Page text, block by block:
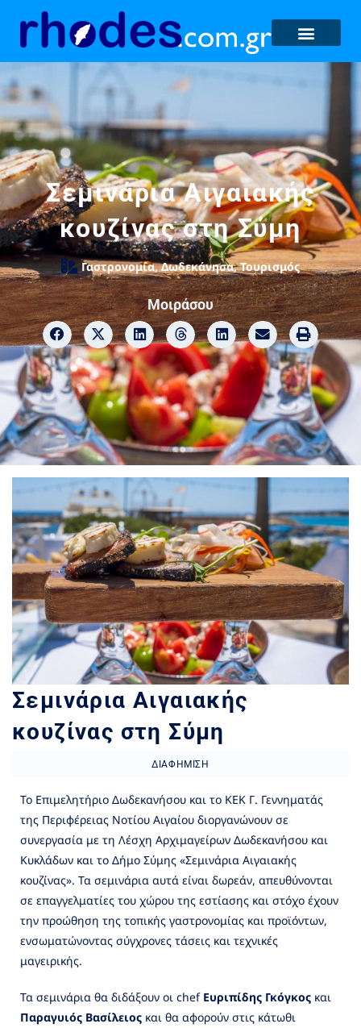
Σεμινάρια Αιγαιακής
κουζίνας στη Σύμη
Γαστρονομία,Δωδεκάνησα,Τουρισμός
Μοιράσου
Σεμινάρια Αιγαιακής
κουζίνας στη Σύμη
ΔΙΑΦΉΜΙΣΗ
To Επιμελητήριο Δωδεκανήσου και το ΚΕΚ Γ. Γεννηματάς
της Περιφέρειας Νοτίου Αιγαίου διοργανώνουν σε
συνεργασία με τη Λέσχη Αρχιμαγείρων Δωδεκανήσου και
Κυκλάδων και το Δήμο Σύμης «Σεμινάρια Αιγαιακής
κουζίνας». Τα σεμινάρια αυτά είναι δωρεάν, απευθύνονται
σε επαγγελματίες του χώρου της εστίασης και στόχο έχουν
την προώθηση της τοπικής γαστρονομίας και προϊόντων,
ενσωματώνοντας σύγχρονες τάσεις και τεχνικές
μαγειρικής.
Τα σεμινάρια θα διδάξουν οι chef Ευριπίδης Γκόγκος και
Παραγυιός Βασίλειος και θα αφορούν στις κάτωθι